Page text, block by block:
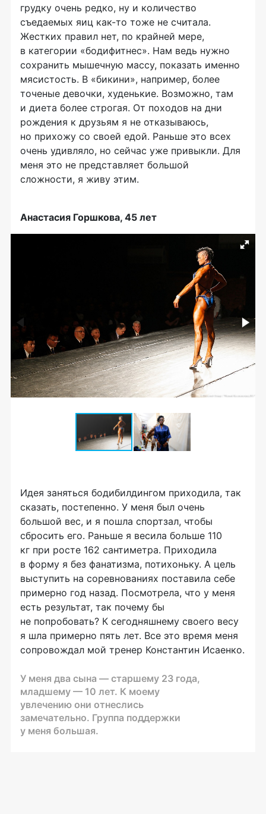
грудку очень редко, ну и количество
съедаемых яиц как-то тоже не считала.
Жестких правил нет, по крайней мере,
в категории «бодифитнес». Нам ведь нужно
сохранить мышечную массу, показать именно
мясистость. В «бикини», например, более
точеные девочки, худенькие. Возможно, там
и диета более строгая. От походов на дни
рождения к друзьям я не отказываюсь,
но прихожу со своей едой. Раньше это всех
очень удивляло, но сейчас уже привыкли. Для
меня это не представляет большой
сложности, я живу этим.
Анастасия Горшкова, 45 лет
Идея заняться бодибилдингом приходила, так
сказать, постепенно. У меня был очень
большой вес, и я пошла спортзал, чтобы
сбросить его. Раньше я весила больше 110
кг при росте 162 сантиметра. Приходила
в форму я без фанатизма, потихоньку. А цель
выступить на соревнованиях поставила себе
примерно год назад. Посмотрела, что у меня
есть результат, так почему бы
не попробовать? К сегодняшнему своего весу
я шла примерно пять лет. Все это время меня
сопровождал мой тренер Константин Исаенко.
У меня два сына — старшему 23 года,
младшему — 10 лет. К моему
увлечению они отнеслись
замечательно. Группа поддержки
у меня большая.